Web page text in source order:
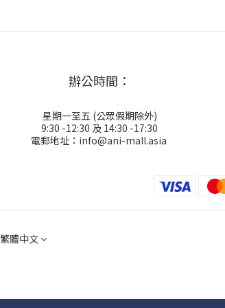
辦公時間：
星期一至五 (公眾假期除外)
9:30 -12:30 及 14:30 -17:30
電郵地址：info@ani-mall.asia
繁體中文